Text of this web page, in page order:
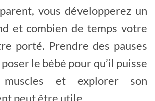
vous développerez un
et combien de temps votre
porté. Prendre des pauses
le bébé pour qu’il puisse
et explorer son
peut être utile.